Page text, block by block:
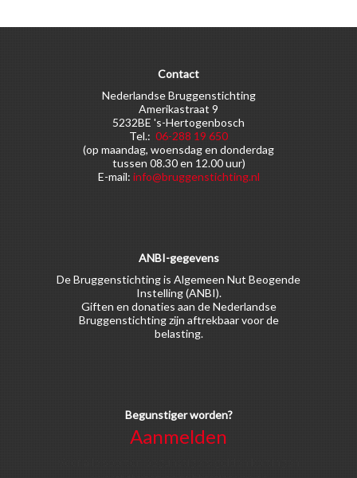
Contact
Nederlandse Bruggenstichting
Amerikastraat 9
5232BE 's-Hertogenbosch
Tel.: 06-288 19 650
(op maandag, woensdag en donderdag
tussen 08.30 en 12.00 uur)
E-mail: info@bruggenstichting.nl
ANBI-gegevens
De Bruggenstichting is Algemeen Nut Beogende
Instelling (ANBI).
Giften en donaties aan de Nederlandse
Bruggenstichting zijn aftrekbaar voor de
belasting.
Begunstiger worden?
Aanmelden